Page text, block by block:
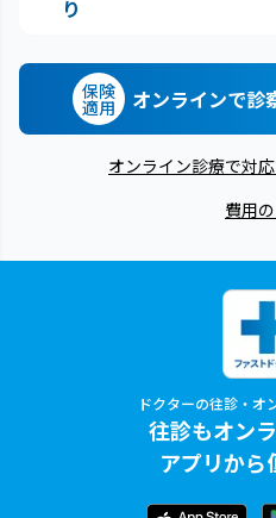
り
保険
適用 オンラインで診
オンライン診療で対
費用
ドクターの往診・オ
往診もオン
アプリから